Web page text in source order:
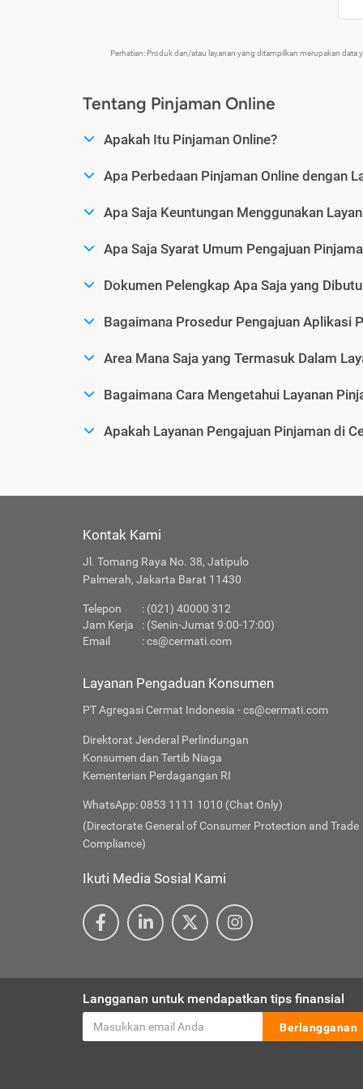
Perhatian: Produk dan/atau layanan yang ditampilkan merupakan
Tentang Pinjaman Online
Apakah Itu Pinjaman Online?
Apa Perbedaan Pinjaman Online dengan
Apa Saja Keuntungan Menggunakan
Apa Saja Syarat Umum Pengajuan
Dokumen Pelengkap Apa Saja yang
Bagaimana Prosedur Pengajuan Aplikasi
Area Mana Saja yang Termasuk Dalam
Bagaimana Cara Mengetahui Layanan
Apakah Layanan Pengajuan Pinjaman di
Kontak Kami
Jl. Tomang Raya No. 38, Jatipulo
Palmerah, Jakarta Barat 11430
Telepon
: (021) 40000 312
Jam Kerja
: (Senin-Jumat 9:00-17:00)
Email
:cs@cermati.com
Layanan Pengaduan Konsumen
PT Agregasi Cermat Indonesia - cs@cermati.com
Direktorat Jenderal Perlindungan
Konsumen dan Tertib Niaga
Kementerian Perdagangan RI
WhatsApp: 0853 1111 1010 (Chat Only)
(Directorate General of Consumer Protection and Trade
Compliance)
Ikuti Media Sosial Kami
Langganan untuk mendapatkan tips finansial
Berlangganan